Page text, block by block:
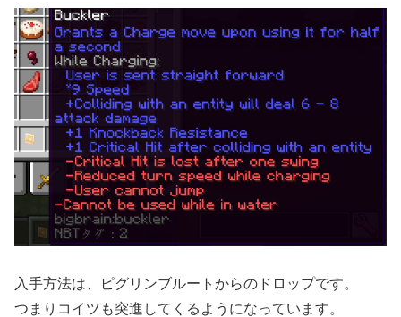
入手方法は、ピグリンブルートからのドロップです。
つまりコイツも突進してくるようになっています。